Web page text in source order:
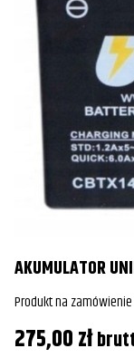
AKUMULATOR
Produkt na zamówienie
275,00zł